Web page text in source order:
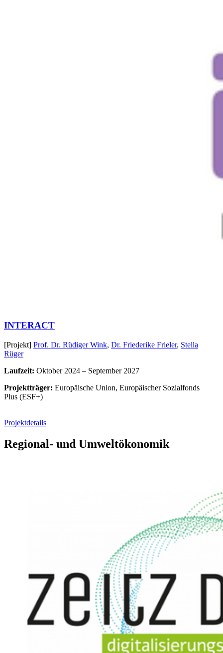
INTERACT
[Projekt] Prof. Dr. Rüdiger Wink, Dr. Friederike Frieler, Stella
Rüger
Laufzeit: Oktober 2024 – September 2027
Projektträger: Europäische Union, Europäischer Sozialfonds
Plus (ESF+)
Projektdetails
Regional- und Umweltökonomik